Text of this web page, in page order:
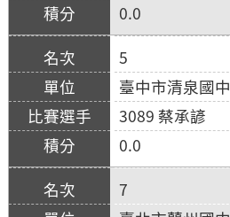
0.0
5
臺中市清泉國中
3089 蔡承諺
0.0
7